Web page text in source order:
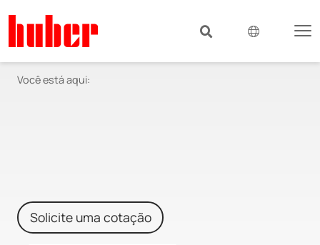
Você está aqui:
Solicite uma cotação